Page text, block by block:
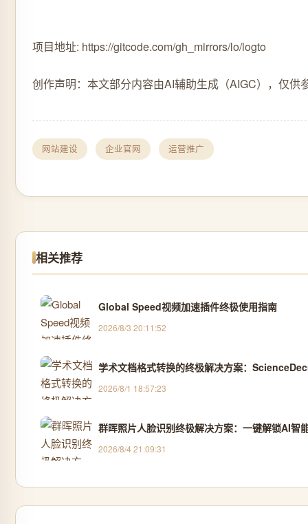
项目地址: https://gitcode.com/gh_mirrors/lo/logto
创作声明：本文部分内容由AI辅助生成（AIGC），仅供
网站建设 企业官网 运营推广
相关推荐
Global Speed视频加速插件终极使用指南
2026/8/3 20:11:52
学术文档格式转换的终极解决方案：
2026/8/1 18:57:23
群晖照片人脸识别终极解决方案：一键解锁AI智
2026/8/4 21:09:31